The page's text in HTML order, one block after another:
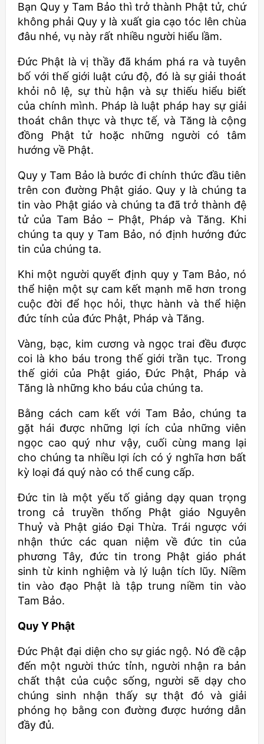
Bạn Quy y Tam Bảo thì trở thành Phật tử, chứ
không phải Quy y là xuất gia cạo tóc lên chùa
đâu nhé, vụ này rất nhiều người hiểu lầm.
Đức Phật là vị thầy đã khám phá ra và tuyên
bố với thế giới luật cứu độ, đó là sự giải thoát
khỏi nô lệ, sự thù hận và sự thiếu hiểu biết
của chính mình. Pháp là luật pháp hay sự giải
thoát chân thực và thực tế, và Tăng là cộng
đồng Phật tử hoặc những người có tâm
hướng về Phật.
Quy y Tam Bảo là bước đi chính thức đầu tiên
trên con đường Phật giáo. Quy y là chúng ta
tin vào Phật giáo và chúng ta đã trở thành đệ
tử của Tam Bảo – Phật, Pháp và Tăng. Khi
chúng ta quy y Tam Bảo, nó định hướng đức
tin của chúng ta.
Khi một người quyết định quy y Tam Bảo, nó
thể hiện một sự cam kết mạnh mẽ hơn trong
cuộc đời để học hỏi, thực hành và thể hiện
đức tính của đức Phật, Pháp và Tăng.
Vàng, bạc, kim cương và ngọc trai đều được
coi là kho báu trong thế giới trần tục. Trong
thế giới của Phật giáo, Đức Phật, Pháp và
Tăng là những kho báu của chúng ta.
Bằng cách cam kết với Tam Bảo, chúng ta
gặt hái được những lợi ích của những viên
ngọc cao quý như vậy, cuối cùng mang lại
cho chúng ta nhiều lợi ích có ý nghĩa hơn bất
kỳ loại đá quý nào có thể cung cấp.
Đức tin là một yếu tố giảng dạy quan trọng
trong cả truyền thống Phật giáo Nguyên
Thuỷ và Phật giáo Đại Thừa. Trái ngược với
nhận thức các quan niệm về đức tin của
phương Tây, đức tin trong Phật giáo phát
sinh từ kinh nghiệm và lý luận tích lũy. Niềm
tin vào đạo Phật là tập trung niềm tin vào
Tam Bảo.
Quy Y Phật
Đức Phật đại diện cho sự giác ngộ. Nó đề cập
đến một người thức tỉnh, người nhận ra bản
chất thật của cuộc sống, người sẽ dạy cho
chúng sinh nhận thấy sự thật đó và giải
phóng họ bằng con đường được hướng dẫn
đầy đủ.